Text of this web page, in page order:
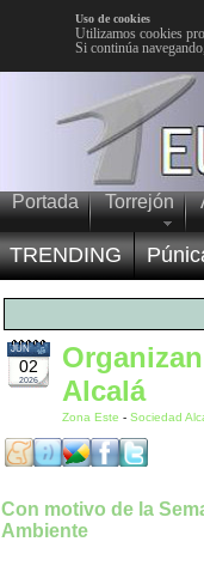
Uso de cookies
Utilizamos cookies
Si continúa
Portada Torrejón
TRENDING
02
JUN
2026
Alcalá
Zona Este - Sociedad
Con motivo de la
Ambiente